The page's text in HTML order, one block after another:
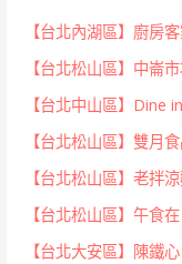
【台北內湖區】廚房
【台北松山區】中崙
【台北中山區】Dine
【台北松山區】雙月
【台北松山區】老拌
【台北松山區】午食在
【台北大安區】陳鐵